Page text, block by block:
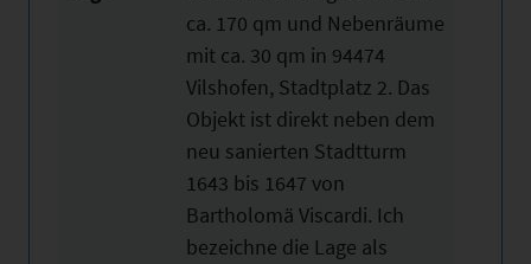
ca. 170 qm und Nebenräume
mit ca. 30 qm in 94474
Vilshofen, Stadtplatz 2. Das
Objekt ist direkt neben dem
neu sanierten Stadtturm
1643 bis 1647 von
Bartholomä Viscardi. Ich
bezeichne die Lage als